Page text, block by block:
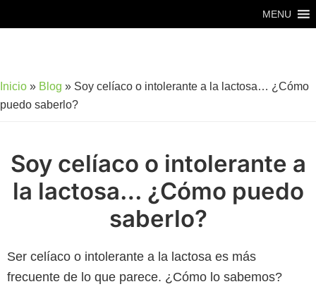
al
al
página
MENU
Inicio » Blog » Soy celíaco o intolerante a la lactosa… ¿Cómo
puedo saberlo?
Soy celíaco o intolerante a
la lactosa… ¿Cómo puedo
saberlo?
Ser celíaco o intolerante a la lactosa es más
frecuente de lo que parece. ¿Cómo lo sabemos?